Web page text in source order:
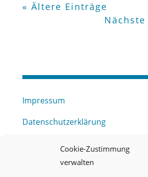
Cookie-Zustimmung
verwalten
« Ältere Einträge
Impressum
Datenschutzerklärung
Haftungsausschluss
Barrierefreiheitserklärung